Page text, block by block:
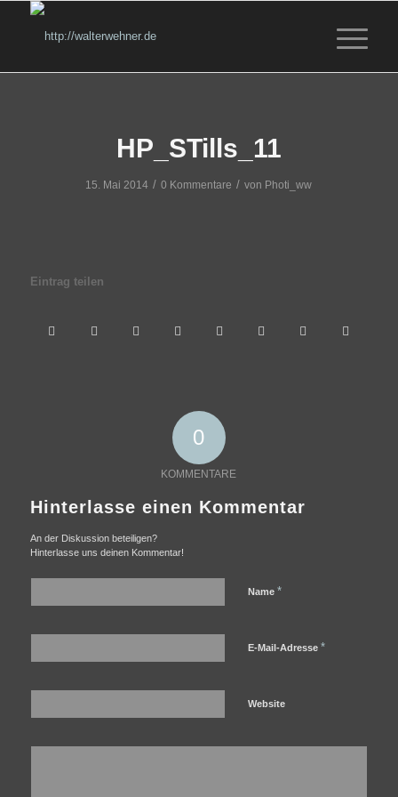
HP_STills_11
15. Mai 2014 / 0 Kommentare / von Photi_ww
Eintrag teilen
0
KOMMENTARE
Hinterlasse einen Kommentar
An der Diskussion beteiligen?
Hinterlasse uns deinen Kommentar!
Name *
E-Mail-Adresse *
Website